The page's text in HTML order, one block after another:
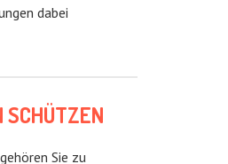
dabei
SCHÜTZEN
Sie zu